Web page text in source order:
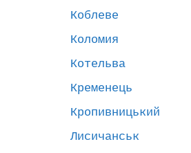
Коблеве
Коломия
Котельва
Кременець
Кропивницький
Лисичанськ